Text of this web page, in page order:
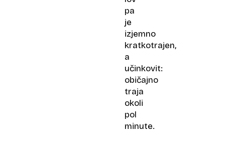
pa
je
izjemno
kratkotrajen,
a
učinkovit:
običajno
traja
okoli
pol
minute.